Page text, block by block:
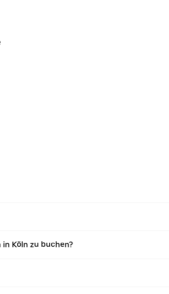
Köln zu buchen?